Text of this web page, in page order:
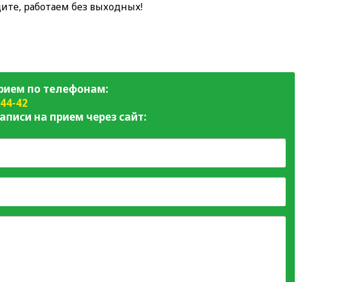
работаем без выходных!
по телефонам:
42
на прием через сайт: